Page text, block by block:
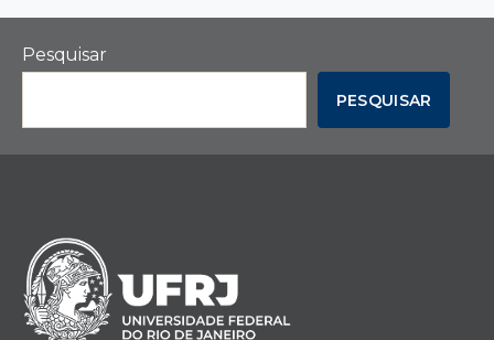
Pesquisar
PESQUISAR